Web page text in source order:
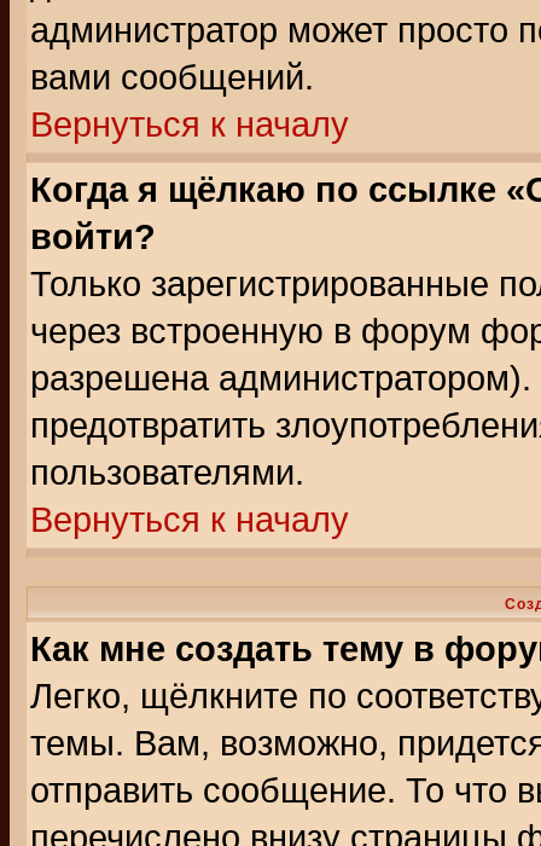
администратор может просто
вами сообщений.
Вернуться к началу
Когда я щёлкаю по ссылке
войти?
Только зарегистрированные
через встроенную в форум
разрешена
предотвратить
пользователями.
Вернуться к началу
Как мне создать тему в
Легко, щёлкните по
темы. Вам, возможно,
отправить сообщение. То что
перечислено внизу страницы